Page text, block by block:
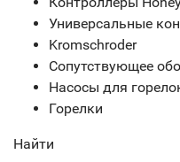
Универсальные
Kromschroder
Сопутствующее
Насосы для
Горелки
Найти